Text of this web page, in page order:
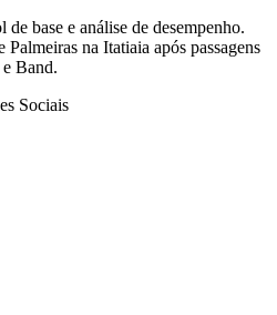
base e análise de desempenho.
na Itatiaia após passagens
Band.
Sociais